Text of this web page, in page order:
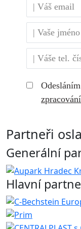
Partneři
Generální
Hlavní